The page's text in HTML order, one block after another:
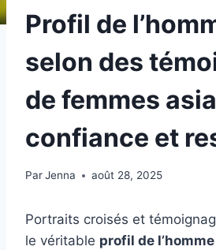
Profil de
selon des
de femmes
confiance et
ParJenna août 28, 2025
Portraits croisés et
le véritable profil de